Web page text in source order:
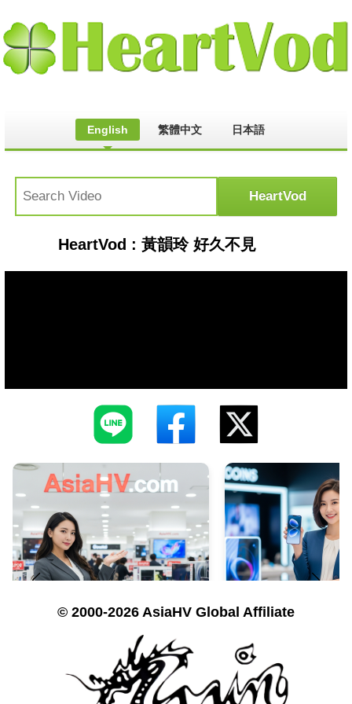
English 繁體中文 日本語
HeartVod : 黃韻玲 好久不見
© 2000-2026 AsiaHV Global Affiliate